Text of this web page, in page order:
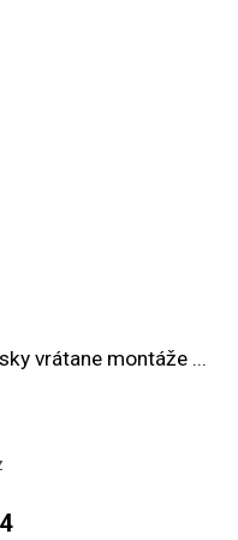
vrátane montáže ...